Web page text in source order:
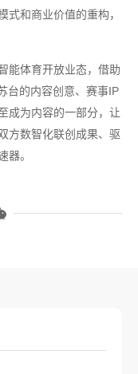
式和商业价值的重构，
能体育开放业态，借助
台的内容创意、赛事IP
成为内容的一部分，让
方数智化联创成果、驱
器。